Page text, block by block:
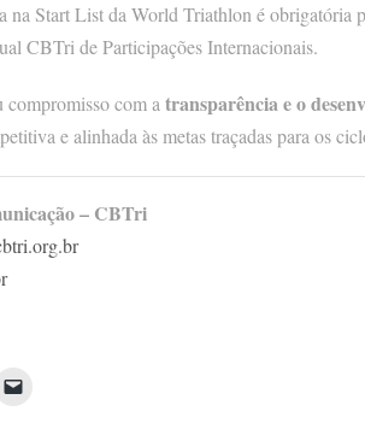
na Start List da World Triathlon é obrigatória
CBTri de Participações Internacionais.
com atransparência e o
e alinhada às metas traçadas para os
– CBTri